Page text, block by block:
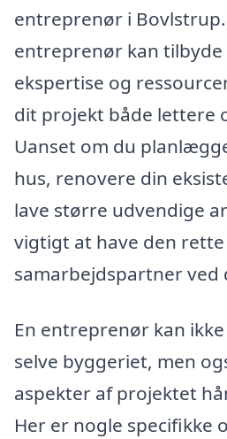
entreprenør i
entreprenør kan
ekspertise og
dit projekt både lettere
Uanset om du
hus, renovere din
lave større udvendige
vigtigt at have den rette
samarbejdspartner ved
En entreprenør kan
selve byggeriet, men
aspekter af projektet
Her er nogle specifikke